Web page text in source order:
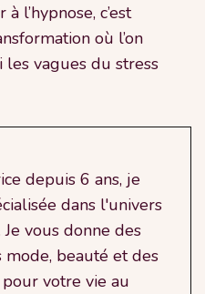
l’hypnose, c’est
où l’on
vagues du stress
depuis 6 ans, je
dans l'univers
vous donne des
mode, beauté et des
pour votre vie au